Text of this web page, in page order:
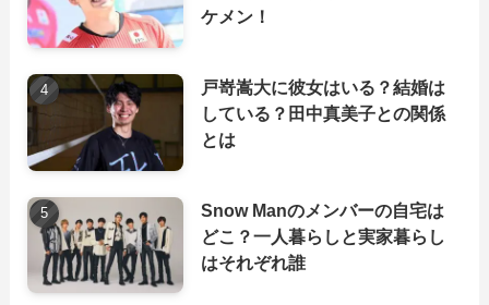
ケメン！
戸嵜嵩大に彼女はいる？結婚は
している？田中真美子との関係
とは
Snow Manのメンバーの自宅は
どこ？一人暮らしと実家暮らし
はそれぞれ誰